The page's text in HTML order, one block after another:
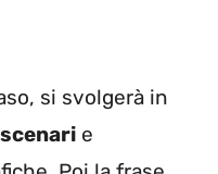
si svolgerà in
scenari e